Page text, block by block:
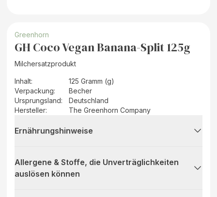
Greenhorn
GH Coco Vegan Banana-Split 125g
Milchersatzprodukt
Inhalt:
125 Gramm (g)
Verpackung:
Becher
Ursprungsland:
Deutschland
Hersteller: The Greenhorn Company
Ernährungshinweise
Allergene & Stoffe, die Unverträglichkeiten
auslösen können